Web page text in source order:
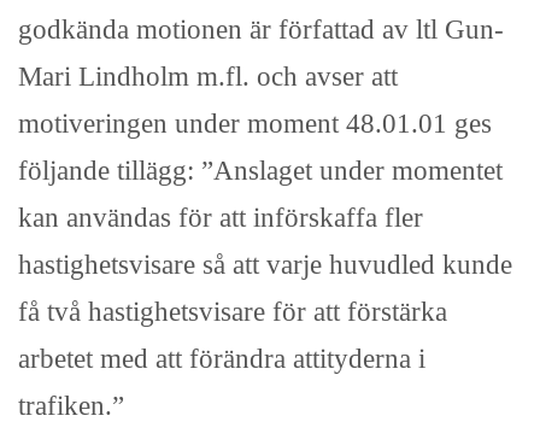
godkända motionen är författad av ltl Gun-
Mari Lindholm m.fl. och avser att
motiveringen under moment 48.01.01 ges
följande tillägg: ”Anslaget under momentet
kan användas för att införskaffa fler
hastighetsvisare så att varje huvudled kunde
få två hastighetsvisare för att förstärka
arbetet med att förändra attityderna i
trafiken.”